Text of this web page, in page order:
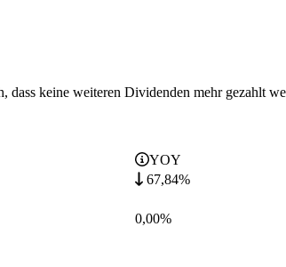
keine weiteren Dividenden mehr gezahlt
YOY
67,84%
0,00%